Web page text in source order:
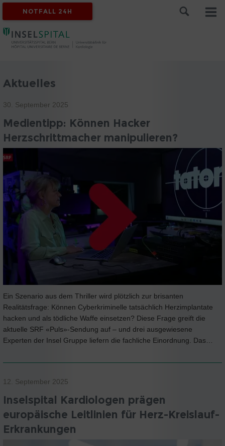
NOTFALL 24H
Aktuelles
30. September 2025
Medientipp: Können Hacker
Herzschrittmacher manipulieren?
Ein Szenario aus dem Thriller wird plötzlich zur brisanten
Realitätsfrage: Können Cyberkriminelle tatsächlich Herzimplantate
hacken und als tödliche Waffe einsetzen? Diese Frage greift die
aktuelle SRF «Puls»-Sendung auf – und drei ausgewiesene
Experten der Insel Gruppe liefern die fachliche Einordnung. Das…
12. September 2025
Inselspital Kardiologen prägen
europäische Leitlinien für Herz-Kreislauf-
Erkrankungen